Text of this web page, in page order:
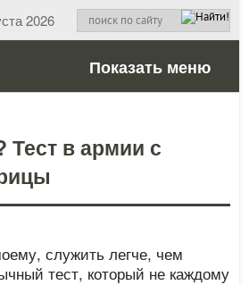
2026
Показать меню
в армии с
служить легче, чем
тест, который не каждому